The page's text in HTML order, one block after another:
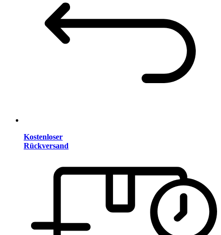
Kostenloser
Rückversand